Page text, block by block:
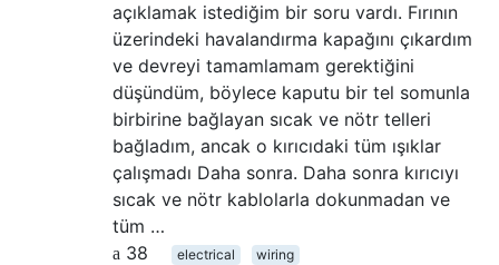
açıklamak istediğim bir soru vardı. Fırının
üzerindeki havalandırma kapağını çıkardım
ve devreyi tamamlamam gerektiğini
düşündüm, böylece kaputu bir tel somunla
birbirine bağlayan sıcak ve nötr telleri
bağladım, ancak o kırıcıdaki tüm ışıklar
çalışmadı Daha sonra. Daha sonra kırıcıyı
sıcak ve nötr kablolarla dokunmadan ve
tüm …
38
electrical wiring